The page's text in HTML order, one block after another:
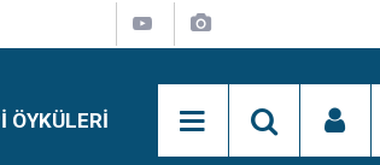
ÖYKÜLERI